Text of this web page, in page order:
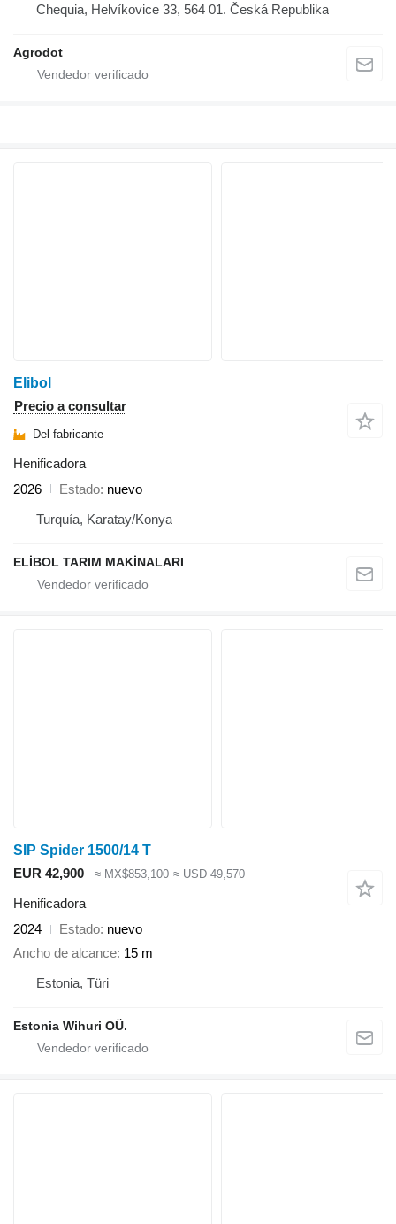
Chequia, Helvíkovice 33, 564 01. Česká Republika
Agrodot
Elibol
Precio a consultar
Del fabricante
Henificadora
2026
Estado nuevo
Turquía, Karatay/Konya
ELİBOL TARIM MAKİNALARI
SIP Spider 1500/14 T
EUR 42,900
≈ MX$853,100 ≈ USD 49,570
Henificadora
2024
Estado nuevo
Ancho de alcance 15 m
Estonia, Türi
Estonia Wihuri OÜ.